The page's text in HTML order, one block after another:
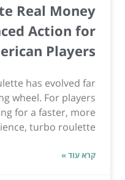
Real Money
Action for
Players
has evolved far
wheel. For players
for a faster, more
turbo roulette...
קרא עוד »